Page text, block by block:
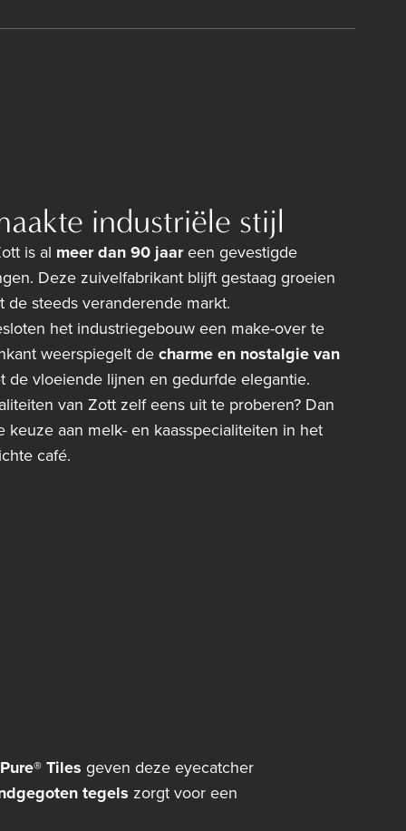
industriële stijl
is al meer dan 90 jaareen gevestigde
Deze zuivelfabrikant blijft gestaag groeien
de steeds veranderende markt.
het industriegebouw een make-over te
weerspiegelt decharme en nostalgie van
de vloeiende lijnen en gedurfde elegantie.
van Zott zelf eens uit te proberen? Dan
keuze aan melk- en kaasspecialiteiten in het
café.
Pure® Tiles geven deze eyecatcher
tegels zorgt voor een